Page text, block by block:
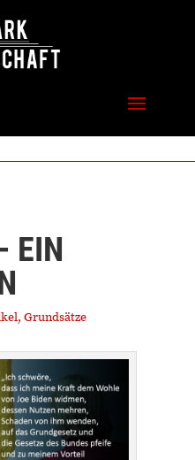
EIN
, Grundsätze